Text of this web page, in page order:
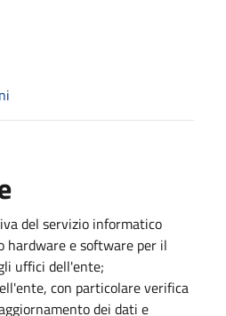
del servizio informatico
hardware e software per il
uffici dell'ente;
con particolare verifica
dei dati e